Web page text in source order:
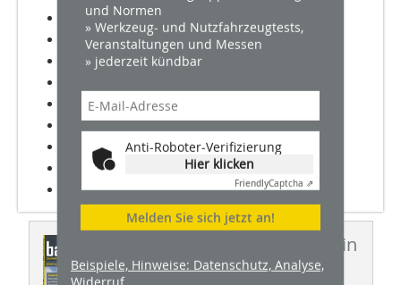
Untergeschoss
Ebene 01
Ebene 02
Ebene 06
Ebene 07
Ebene 08
Ebene 09
Ebene 10
Dieser Artikel erschien in
BHW 12/2010
und Normen
» Werkzeug- und Nutzfahrzeugtests,
Veranstaltungen und Messen
» jederzeit kündbar
Anti-Roboter-Verifizierung
Hier klicken
FriendlyCaptcha ⇗
Melden Sie sich jetzt an!
Beispiele, Hinweise: Datenschutz, Analyse,